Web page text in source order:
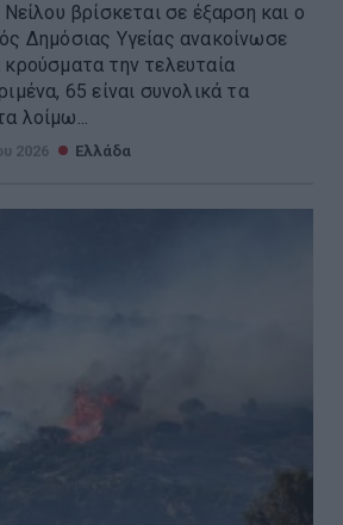
βρίσκεται σε έξαρση και ο
Δημόσιας Υγείας ανακοίνωσε
την τελευταία
65 είναι συνολικά τα
λοίμω...
2026 Ελλάδα